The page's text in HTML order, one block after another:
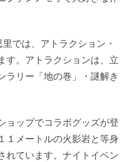
では、アトラクション・
す。アトラクションは、立
ラリー「地の巻」・謎解き
ョップでコラボグッズが登
１メートルの火影岩と等身
れています。ナイトイベン